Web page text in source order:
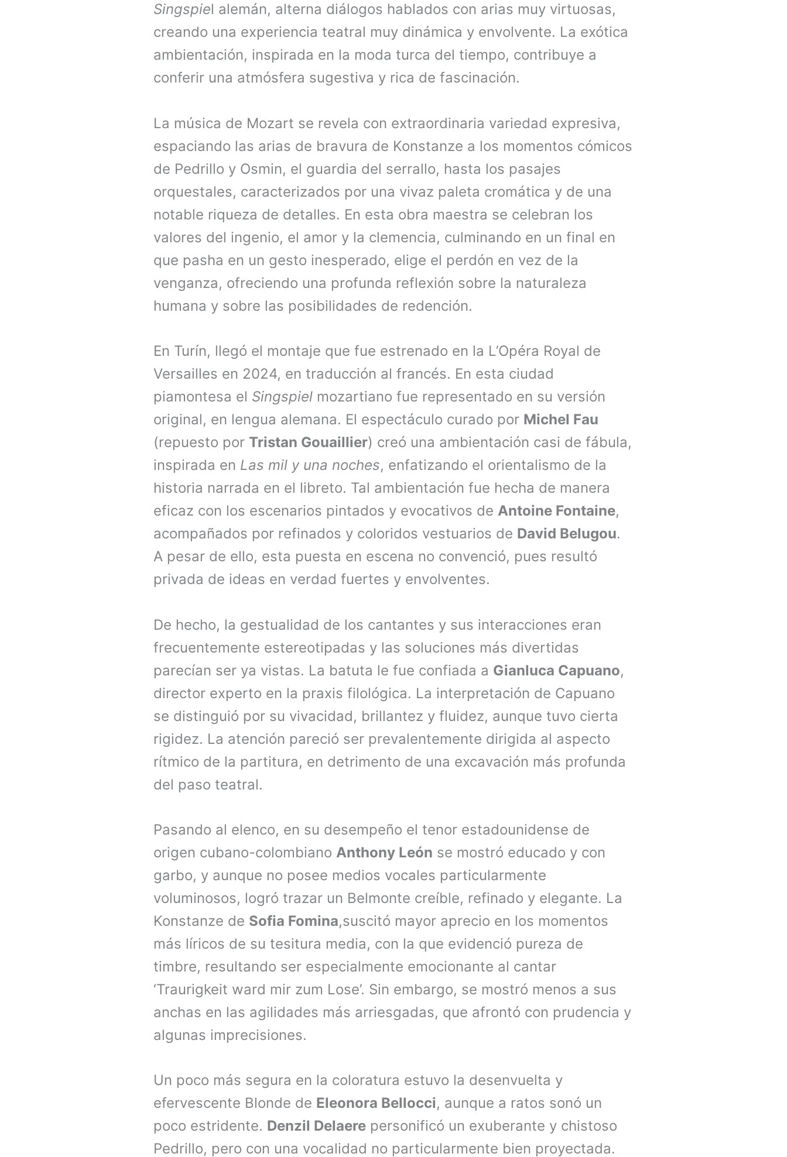
Singspiel alemán, alterna diálogos hablados con arias muy virtuosas,
creando una experiencia teatral muy dinámica y envolvente. La exótica
ambientación, inspirada en la moda turca del tiempo, contribuye a
conferir una atmósfera sugestiva y rica de fascinación.
La música de Mozart se revela con extraordinaria variedad expresiva,
espaciando las arias de bravura de Konstanze a los momentos cómicos
de Pedrillo y Osmin, el guardia del serrallo, hasta los pasajes
orquestales, caracterizados por una vivaz paleta cromática y de una
notable riqueza de detalles. En esta obra maestra se celebran los
valores del ingenio, el amor y la clemencia, culminando en un final en
que pasha en un gesto inesperado, elige el perdón en vez de la
venganza, ofreciendo una profunda reflexión sobre la naturaleza
humana y sobre las posibilidades de redención.
En Turín, llegó el montaje que fue estrenado en la L’Opéra Royal de
Versailles en 2024, en traducción al francés. En esta ciudad
piamontesa el Singspiel mozartiano fue representado en su versión
original, en lengua alemana. El espectáculo curado por Michel Fau
(repuesto por Tristan Gouaillier) creó una ambientación casi de fábula,
inspirada en Las mil y una noches, enfatizando el orientalismo de la
historia narrada en el libreto. Tal ambientación fue hecha de manera
eficaz con los escenarios pintados y evocativos de Antoine Fontaine,
acompañados por refinados y coloridos vestuarios de David Belugou.
A pesar de ello, esta puesta en escena no convenció, pues resultó
privada de ideas en verdad fuertes y envolventes.
De hecho, la gestualidad de los cantantes y sus interacciones eran
frecuentemente estereotipadas y las soluciones más divertidas
parecían ser ya vistas. La batuta le fue confiada a Gianluca Capuano,
director experto en la praxis filológica. La interpretación de Capuano
se distinguió por su vivacidad, brillantez y fluidez, aunque tuvo cierta
rigidez. La atención pareció ser prevalentemente dirigida al aspecto
rítmico de la partitura, en detrimento de una excavación más profunda
del paso teatral.
Pasando al elenco, en su desempeño el tenor estadounidense de
origen cubano-colombiano Anthony León se mostró educado y con
garbo, y aunque no posee medios vocales particularmente
voluminosos, logró trazar un Belmonte creíble, refinado y elegante. La
Konstanze de Sofia Fomina,suscitó mayor aprecio en los momentos
más líricos de su tesitura media, con la que evidenció pureza de
timbre, resultando ser especialmente emocionante al cantar
‘Traurigkeit ward mir zum Lose’. Sin embargo, se mostró menos a sus
anchas en las agilidades más arriesgadas, que afrontó con prudencia y
algunas imprecisiones.
Un poco más segura en la coloratura estuvo la desenvuelta y
efervescente Blonde de Eleonora Bellocci, aunque a ratos sonó un
poco estridente. Denzil Delaere personificó un exuberante y chistoso
Pedrillo, pero con una vocalidad no particularmente bien proyectada.